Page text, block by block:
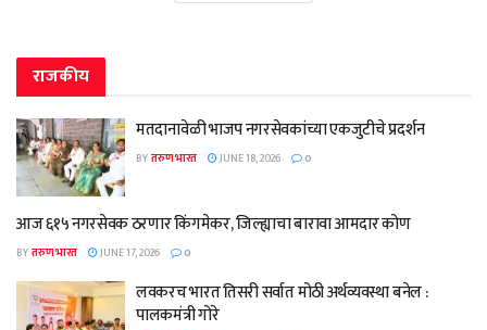
राजकीय
मतदानावेळी भाजप नगरसेवकांच्या एकजुटीचे प्रदर्शन
BYतरुण भारत JUNE 18, 2026 0
आज ६१५ नगरसेवक ठरणार किंगमेकर, जिल्ह्याचा बारावा आमदार कोण
BYतरुण भारत JUNE 17, 2026 0
लवकरच भारत तिसरी सर्वात मोठी अर्थव्यवस्था बनेल :
पालकमंत्री गोरे